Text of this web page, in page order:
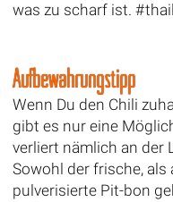
was zu scharf ist.
Aufbewahrungstipp
Wenn Du den Chili
gibt es nur eine
verliert nämlich an der
Sowohl der frische,
pulverisierte Pit-bon